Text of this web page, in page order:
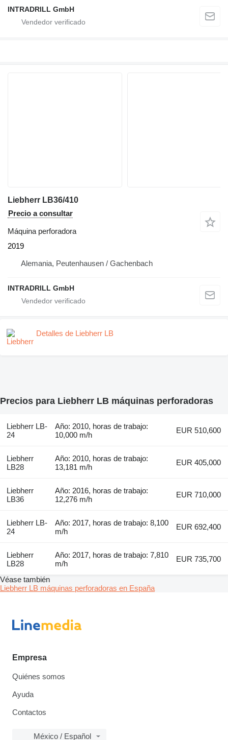
INTRADRILL GmbH
Liebherr LB36/410
Precio a consultar
Máquina perforadora
2019
Alemania, Peutenhausen / Gachenbach
INTRADRILL GmbH
Detalles de Liebherr LB
Precios para Liebherr LB máquinas perforadoras
Liebherr LB-
24
Año: 2010, horas de trabajo:
10,000 m/h
EUR 510,600
Liebherr
LB28
Año: 2010, horas de trabajo:
13,181 m/h
EUR 405,000
Liebherr
LB36
Año: 2016, horas de trabajo:
12,276 m/h
EUR 710,000
Liebherr LB-
24
Año: 2017, horas de trabajo: 8,100
m/h
EUR 692,400
Liebherr
LB28
Año: 2017, horas de trabajo: 7,810
m/h
EUR 735,700
Véase también
Liebherr LB máquinas perforadoras en España
Empresa
Quiénes somos
Ayuda
Contactos
México / Español